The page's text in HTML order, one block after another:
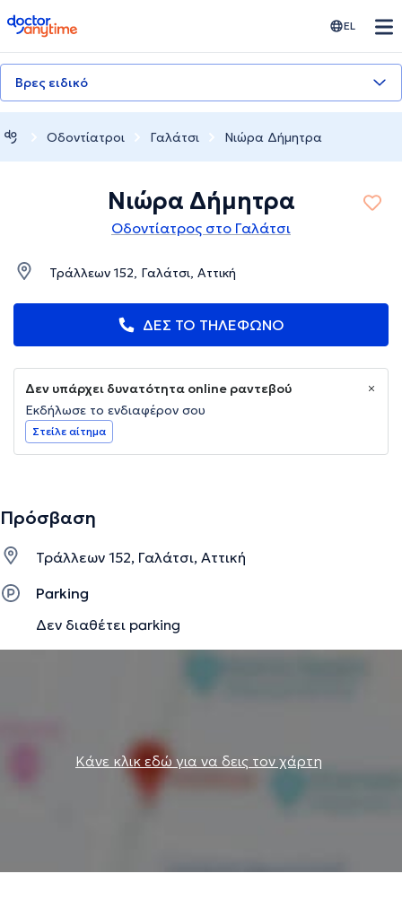
doctoranytime EL
Βρες ειδικό
Οδοντίατροι Γαλάτσι Νιώρα Δήμητρα
Νιώρα Δήμητρα
Οδοντίατρος στο Γαλάτσι
Τράλλεων 152, Γαλάτσι, Αττική
ΔΕΣ ΤΟ ΤΗΛΕΦΩΝΟ
Δεν υπάρχει δυνατότητα online ραντεβού
Εκδήλωσε το ενδιαφέρον σου
Στείλε αίτημα
Πρόσβαση
Τράλλεων 152, Γαλάτσι, Αττική
Parking
Δεν διαθέτει parking
Κάνε κλικ εδώ για να δεις τον χάρτη